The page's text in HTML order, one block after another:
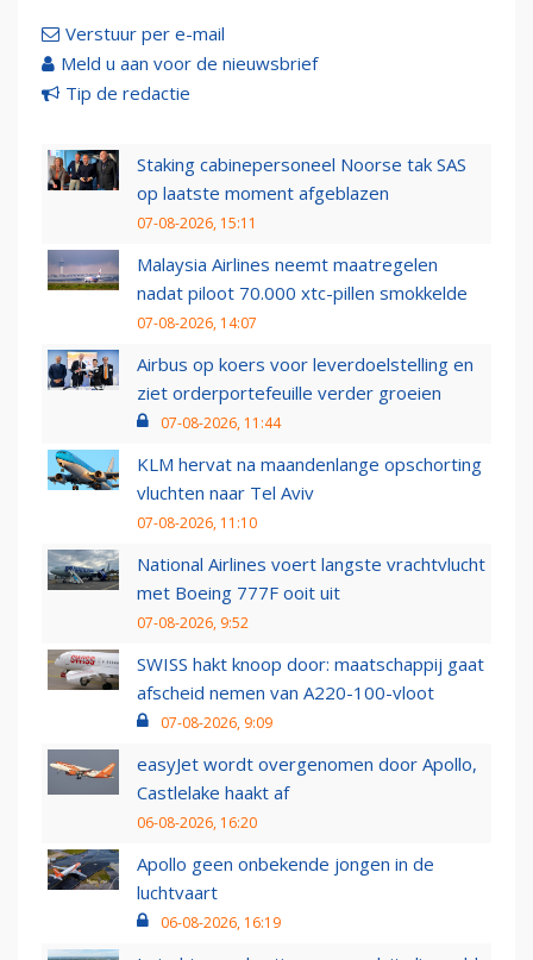
Verstuur per e-mail
Meld u aan voor de nieuwsbrief
Tip de redactie
Staking cabinepersoneel Noorse tak SAS
op laatste moment afgeblazen
07-08-2026, 15:11
Malaysia Airlines neemt maatregelen
nadat piloot 70.000 xtc-pillen smokkelde
07-08-2026, 14:07
Airbus op koers voor leverdoelstelling en
ziet orderportefeuille verder groeien
07-08-2026, 11:44
KLM hervat na maandenlange opschorting
vluchten naar Tel Aviv
07-08-2026, 11:10
National Airlines voert langste vrachtvlucht
met Boeing 777F ooit uit
07-08-2026, 9:52
SWISS hakt knoop door: maatschappij gaat
afscheid nemen van A220-100-vloot
07-08-2026, 9:09
easyJet wordt overgenomen door Apollo,
Castlelake haakt af
06-08-2026, 16:20
Apollo geen onbekende jongen in de
luchtvaart
06-08-2026, 16:19